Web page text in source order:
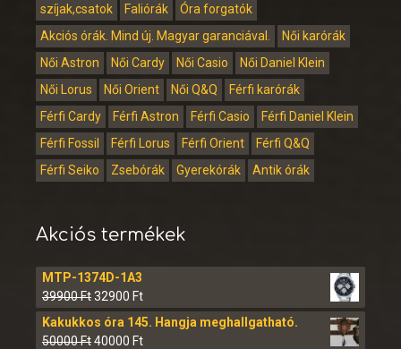
szíjak,csatok Faliórák
Óra forgatók
Akciós órák. Mind új. Magyar garanciával.
Női karórák
Női Astron
Női Cardy Női Casio
Női Daniel Klein
Női Lorus
Női Orient Női Q&Q
Férfi karórák
Férfi Cardy
Férfi Astron Férfi Casio
Férfi Daniel Klein
Férfi Fossil
Férfi Lorus Férfi Orient
Férfi Q&Q
Férfi Seiko
Zsebórák Gyerekórák Antik órák
Akciós termékek
MTP-1374D-1A3
39900Ft32900 Ft
Kakukkos óra 145. Hangja meghallgatható.
50000Ft40000 Ft